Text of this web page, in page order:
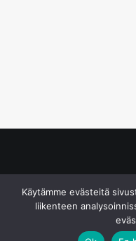
Käytämme evästeitä
liikenteen